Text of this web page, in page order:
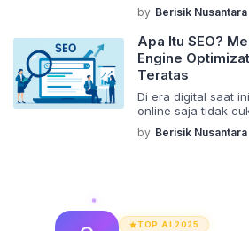
meninggalkan
meninggalkan bos
dinamika krusial
pengalaman
pula
bahkan setelah
bawah arahan
yang baik, […]
by Berisik Nusantara
Apa Itu SEO?
Engine
Teratas
Di era digital saat
online saja tidak
membutuhkan
Anda di laman
by Berisik Nusantara
TOP AI 2025